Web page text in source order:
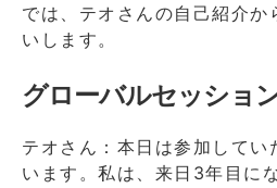
では、テオさんの自己紹介か
いします。
グローバルセッショ
テオさん：本日は参加してい
います。私は、来日3年目に